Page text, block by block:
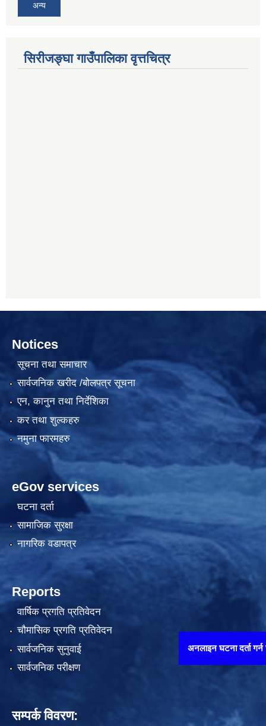
अन्य
सिरीजङ्घा गाउँपालिका वृत्तचित्र
अनलाइन घटना दर्ता गर्न यहाँ
Notices
सूचना तथा समाचार
सार्वजनिक खरीद /बोलपत्र सूचना
एन, कानुन तथा निर्देशिका
कर तथा शुल्कहरु
नमुना फारमहरु
eGov services
घटना दर्ता
सामाजिक सुरक्षा
नागरिक वडापत्र
Reports
वार्षिक प्रगति प्रतिवेदन
चौमासिक प्रगति प्रतिवेदन
सार्वजनिक सुनुवाई
सार्वजनिक परीक्षण
सम्पर्क विवरण: